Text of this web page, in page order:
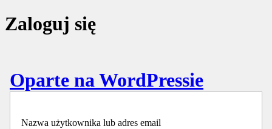
Zaloguj się
Oparte na WordPressie
Nazwa użytkownika lub adres email